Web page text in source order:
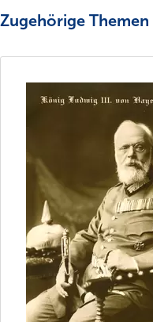
Zugehörige Themen